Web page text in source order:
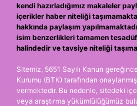
kendi hazırladığımız makaleler
içerikler haber niteliği
hakkında paylaşım
isim benzerlikleri tamamen
halindedir ve tavsiye niteliği
Sitemiz, 5651 Sayılı Kanun
Kurumu (BTK) tarafından
vermektedir. Bu nedenle, sitedeki
veya araştırma yükümlülüğümüz